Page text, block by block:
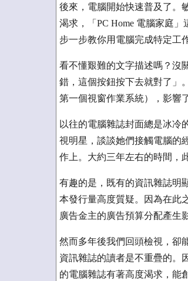
後來，電腦開始快速普及了。
渴求，「PC Home 電腦家庭
步一步教你用電腦完成特定工
看不懂艱難的文字描述嗎？沒
錯，這個按鈕按下去就對了」
第一個視窗作業系統），影響
以往的電腦雜誌封面總是冰冷
視明星，談談她們接觸電腦的
作上。大約三年左右的時間，
有趣的是，既有的資訊雜誌明
本發行量高度質疑。因為在此
廣告金主的廣告預算分配產生
然而多年後我們回頭檢視，卻
資訊雜誌的讀者是不重疊的。
的電腦雜誌有著高度渴求，能